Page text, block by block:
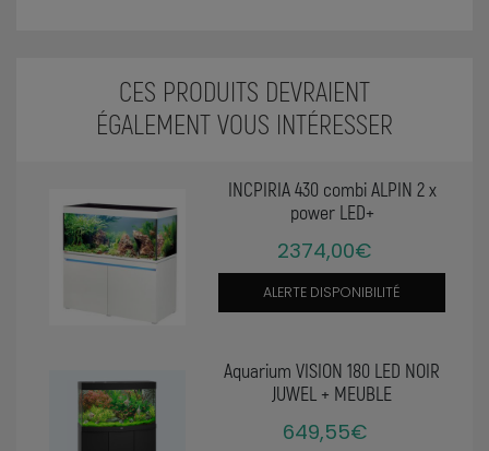
CES PRODUITS DEVRAIENT
ÉGALEMENT VOUS INTÉRESSER
INCPIRIA 430 combi ALPIN 2 x
power LED+
2374,00€
ALERTE DISPONIBILITÉ
Aquarium VISION 180 LED NOIR
JUWEL + MEUBLE
649,55€